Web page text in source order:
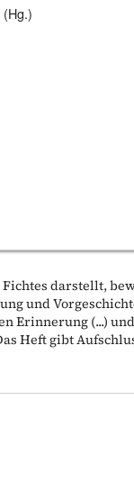
(Hg.)
Fichtes darstellt,
und
Erinnerung (...)
Heft gibt